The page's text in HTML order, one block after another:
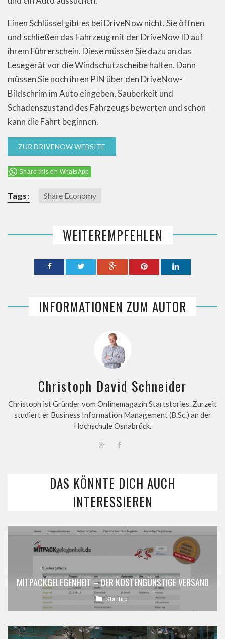
Einen Schlüssel gibt es bei DriveNow nicht. Sie öffnen
und schließen das Fahrzeug mit der DriveNow ID auf
ihrem Führerschein. Diese müssen Sie dazu an das
Lesegerät vor die Windschutzscheibe halten. Dann
müssen Sie noch ihren PIN über den DriveNow-
Bildschrim im Auto eingeben, Sauberkeit und
Schadenszustand des Fahrzeugs bewerten und schon
kann die Fahrt beginnen.
ZUR DRIVENOW WEBSITE
Share this on WhatsApp
Tags: Share Economy
WEITEREMPFEHLEN
INFORMATIONEN ZUM AUTOR
Christoph David Schneider
Christoph ist Gründer vom Onlinemagazin Startstories. Zurzeit
studiert er Business Information Management (B.Sc.) an der
Hochschule Osnabrück.
DAS KÖNNTE DICH AUCH
INTERESSIEREN
MITPACKGELEGENHEIT – DER KOSTENGÜNSTIGE VERSAND
Startup